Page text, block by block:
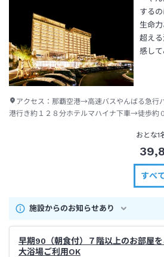
する
生命
超え
感して
アクセス： 那覇空港→高速バスやんばる急行
港行き約１２８分ホテルマハイナ下車→徒歩約
おとな1
すべ
施設からのお知らせあり
早期90（朝食付）７階以上のお部屋
大浴場ご利用OK